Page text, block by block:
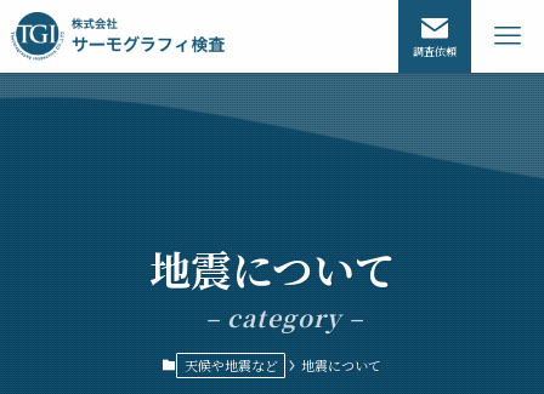
調査依頼
地震について
– category –
天候や地震など 地震について